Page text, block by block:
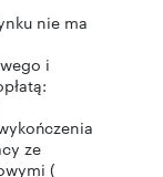
nie ma
i
ze
(